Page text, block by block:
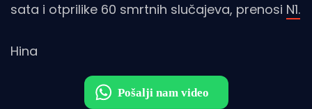
sata i otprilike 60 smrtnih slučajeva, prenosi N1.
Hina